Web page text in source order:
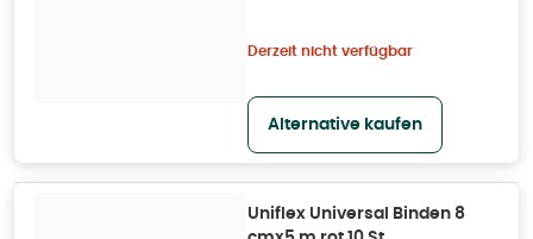
Derzeit nicht verfügbar
Alternative kaufen
Uniflex Universal Binden 8